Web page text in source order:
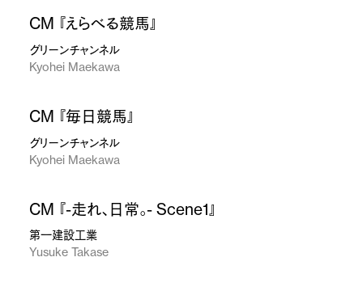
CM 『えらべる競馬』
グリーンチャンネル
Kyohei Maekawa
CM 『毎日競馬』
グリーンチャンネル
Kyohei Maekawa
CM 『-走れ、日常。- Scene1』
第一建設工業
Yusuke Takase